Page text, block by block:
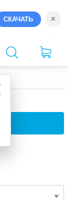
СКАЧАТЬ ×